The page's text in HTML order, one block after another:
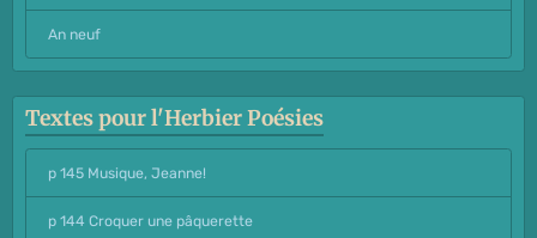
An neuf
Textes pour l'Herbier Poésies
p 145 Musique, Jeanne!
p 144 Croquer une pâquerette